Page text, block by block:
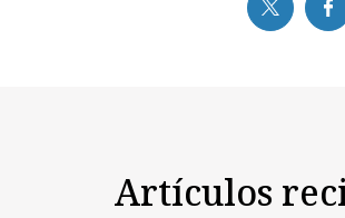
Artículos